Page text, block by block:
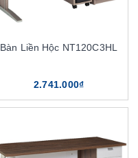
Bàn Liền Hộc NT120C3HL
2.741.000₫